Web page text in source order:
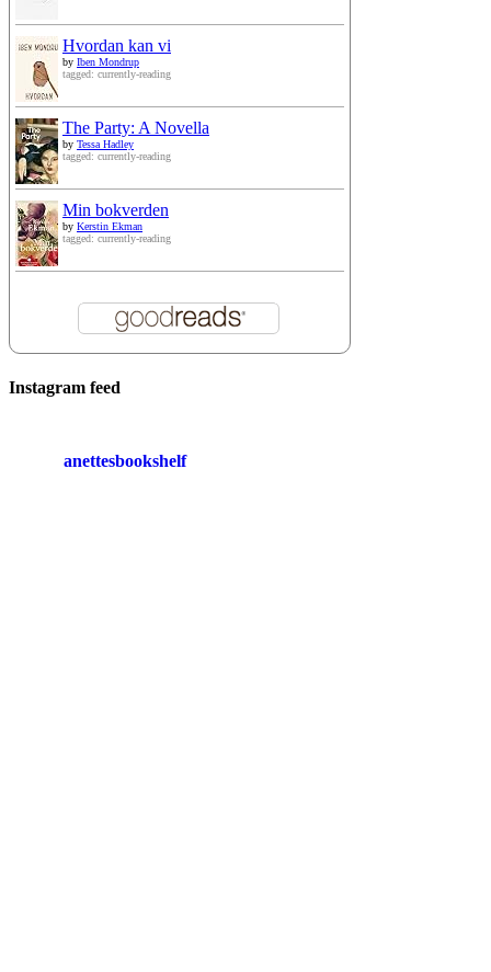
Hvordan kan vi
by Iben Mondrup
tagged: currently-reading
The Party: A Novella
by Tessa Hadley
tagged: currently-reading
Min bokverden
by Kerstin Ekman
tagged: currently-reading
Instagram feed
anettesbookshelf